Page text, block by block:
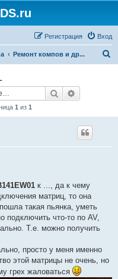
Вход
Регистрация
Ремонт компов и др...
Поиск
1 из 1
к ..., да к чему
матриц, то она
такая пьянка, уметь
подключить что-то по AV,
Т.е. можно получить
просто у меня именно
этой матрицы не очень, но
грех жаловаться